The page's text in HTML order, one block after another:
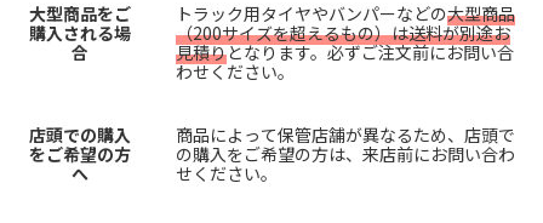
大型商品をご
購入される場
合
トラック用タイヤやバンパーなどの大型商品
（200サイズを超えるもの）は送料が別途お
見積りとなります。必ずご注文前にお問い合
わせください。
店頭での購入
をご希望の方
へ
商品によって保管店舗が異なるため、店頭で
の購入をご希望の方は、来店前にお問い合わ
せください。